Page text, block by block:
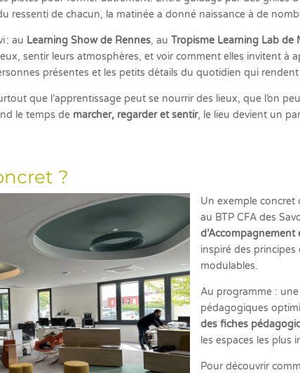
ressenti de chacun, la matinée a donné naissance à de
: au Learning Show de Rennes, auTropisme Learning Lab de
sentir leurs atmosphères, et voir comment elles invitent
présentes et les petits détails du quotidien qui
que l’apprentissage peut se nourrir des lieux, que l’on
le temps de marcher, regarder et sentir, le lieu devient un
?
Un exemple concret
au BTP CFA des
inspiré des principes
modulables.
Au programme :
pédagogiques
des fiches
les espaces les plus
Pour découvrir